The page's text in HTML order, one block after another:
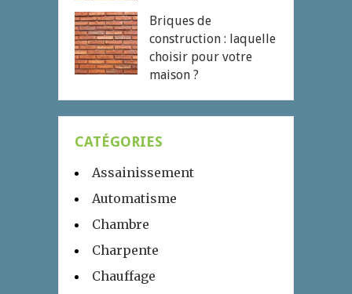
Briques de
construction : laquelle
choisir pour votre
maison ?
CATÉGORIES
Assainissement
Automatisme
Chambre
Charpente
Chauffage